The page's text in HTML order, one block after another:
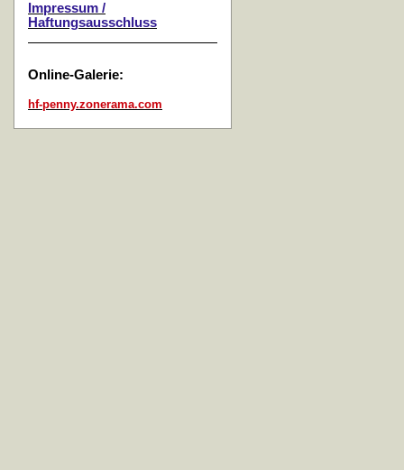
Impressum /
Haftungsausschluss
Online-Galerie:
hf-penny.zonerama.com